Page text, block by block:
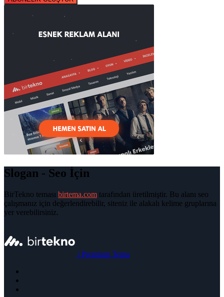
Slogan - Seo İçin
BirTekno teması birtema.com tarafından üretilmiştir. Bu alanı seo
çalışmanız için değerlendirebilir, siteniz ile alakalı kelime gruplarına
yer verebilirsiniz.
| Premium Tema